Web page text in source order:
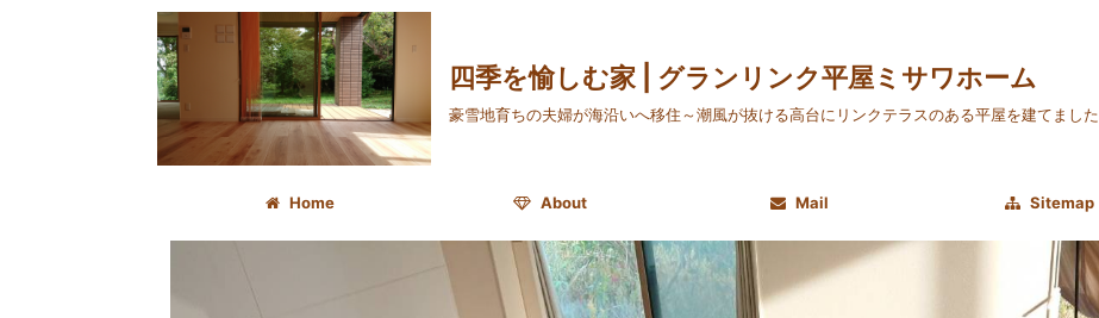
四季を愉しむ家 | グランリンク平屋ミサワホーム
豪雪地育ちの夫婦が海沿いへ移住～潮風が抜ける高台にリンクテラスのある平屋を建てました
Home About Mail Sitemap